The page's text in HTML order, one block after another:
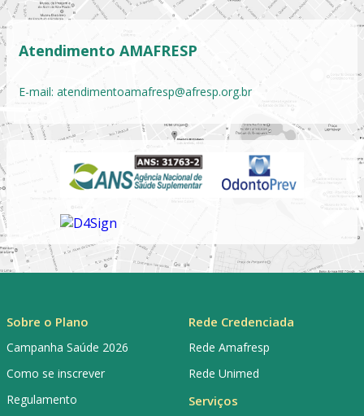
Atendimento AMAFRESP
E-mail: atendimentoamafresp@afresp.org.br
Sobre o Plano
Campanha Saúde 2026
Como se inscrever
Regulamento
Rede Credenciada
Rede Amafresp
Rede Unimed
Serviços